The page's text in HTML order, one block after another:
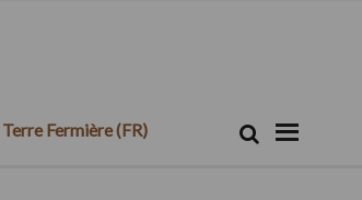
Terre Fermière (FR) Zoek